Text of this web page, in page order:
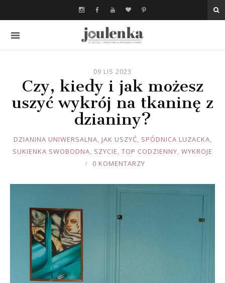
09 LIS 2023
Czy, kiedy i jak możesz
uszyć wykrój na tkaninę z
dzianiny?
JOULE
DZIANINA UNIWERSALNA, JAK USZYĆ, SPÓDNICA LUZACKA,
SUKIENKA SWOBODNA, SZYCIE, TOP CODZIENNY, WYKROJE
0 KOMENTARZY